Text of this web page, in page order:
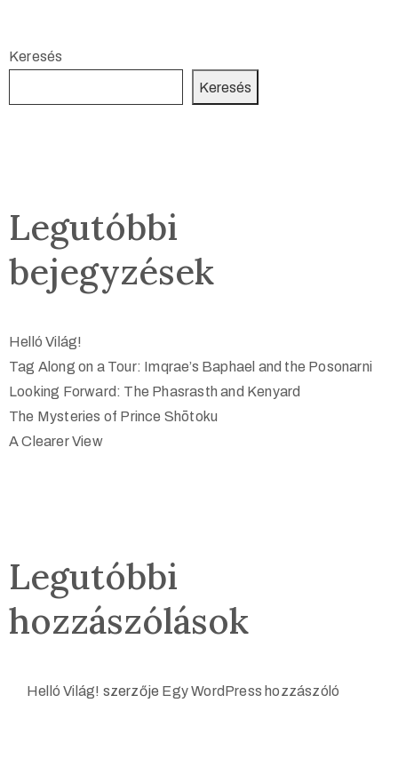
Keresés
Keresés
Legutóbbi
bejegyzések
Helló Világ!
Tag Along on a Tour: Imqrae’s Baphael and the Posonarni
Looking Forward: The Phasrasth and Kenyard
The Mysteries of Prince Shōtoku
A Clearer View
Legutóbbi
hozzászólások
Helló Világ! szerzője Egy WordPress hozzászóló